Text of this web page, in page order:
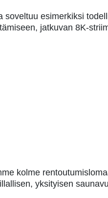
soveltuu esimerkiksi
jatkuvan 8K-
kolme
yksityisen